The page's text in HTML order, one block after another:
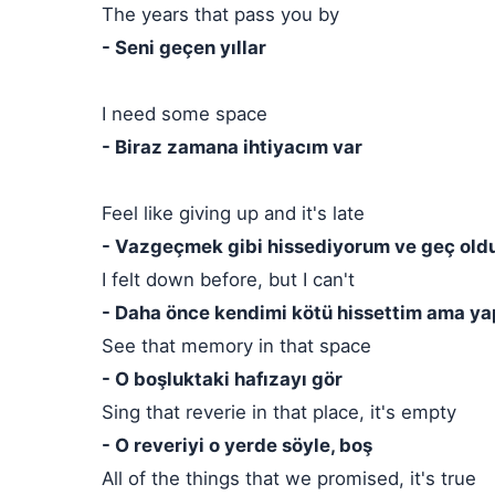
The years that pass you by
- Seni geçen yıllar
I need some space
- Biraz zamana ihtiyacım var
Feel like giving up and it's late
- Vazgeçmek gibi hissediyorum ve geç
I felt down before, but I can't
- Daha önce kendimi kötü hissettim ama
See that memory in that space
- O boşluktaki hafızayı gör
Sing that reverie in that place, it's empty
- O reveriyi o yerde söyle, boş
All of the things that we promised, it's true